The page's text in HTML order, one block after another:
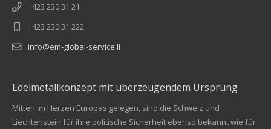
+423 230 31 21
+423 230 31 222
info@em-global-service.li
Edelmetallkonzept mit überzeugendem Ursprung
Mitten im Herzen Europas gelegen, sind die Schweiz und
Liechtenstein für ihre politische Sicherheit ebenso bekannt wie für